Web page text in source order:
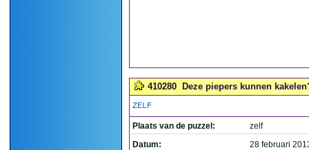
410280 Deze piepers kunnen
ZELF
Plaats van de puzzel:
zelf
Datum:
28 februari